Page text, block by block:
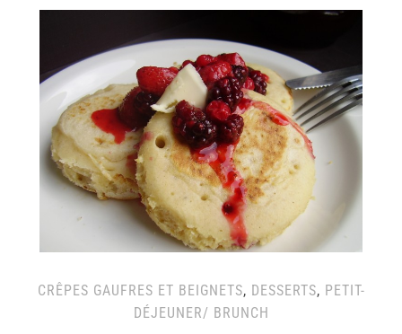
CRÊPES GAUFRES ET BEIGNETS, DESSERTS, PETIT-
DÉJEUNER/ BRUNCH